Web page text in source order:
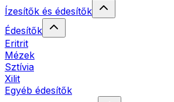
Ízesítők és édesítők
Édesítők
Eritrit
Mézek
Sztívia
Xilit
Egyéb édesítők